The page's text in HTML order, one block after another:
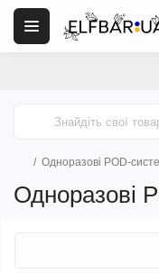
Одноразові POD-
Одноразові